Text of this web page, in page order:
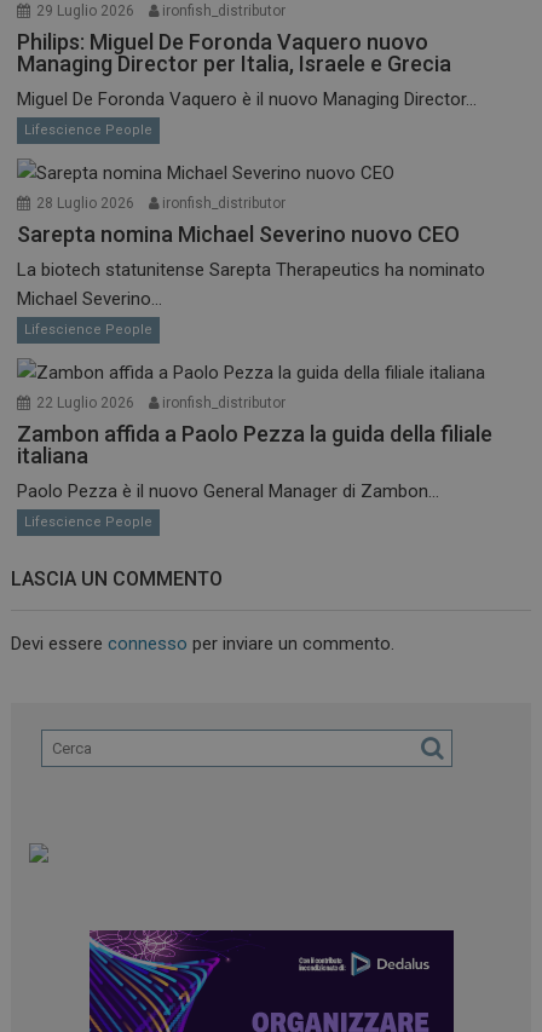
29 Luglio 2026 ironfish_distributor
Philips: Miguel De Foronda Vaquero nuovo
Managing Director per Italia, Israele e Grecia
Miguel De Foronda Vaquero è il nuovo Managing Director...
Lifescience People
28 Luglio 2026 ironfish_distributor
Sarepta nomina Michael Severino nuovo CEO
La biotech statunitense Sarepta Therapeutics ha nominato
Michael Severino...
Lifescience People
22 Luglio 2026 ironfish_distributor
Zambon affida a Paolo Pezza la guida della filiale
italiana
Paolo Pezza è il nuovo General Manager di Zambon...
Lifescience People
LASCIA UN COMMENTO
Devi essereconnesso per inviare un commento.